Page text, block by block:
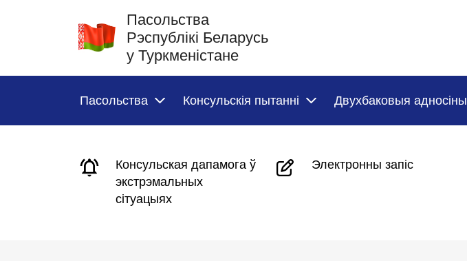
Пасольства
Рэспублікі Беларусь
у Туркменістане
Пасольства Консульскія пытанні Двухбаковыя адносіны
Консульская дапамога ў
экстрэмальных
сітуацыях
Электронны запіс